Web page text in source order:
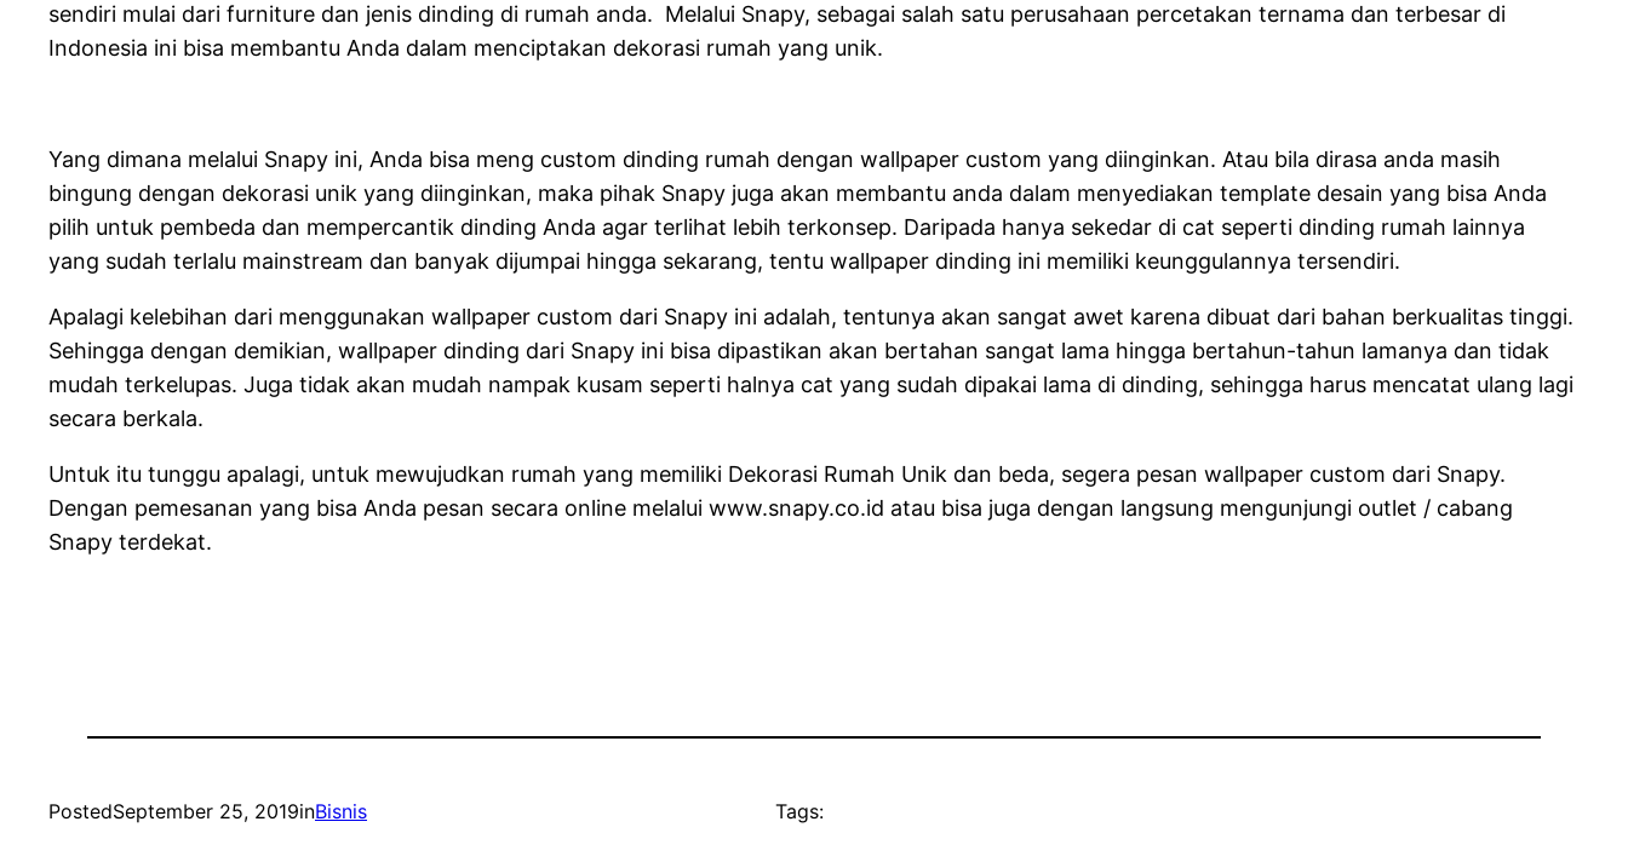
sendiri mulai dari furniture dan jenis dinding di rumah anda. Melalui Snapy, sebagai salah satu perusahaan percetakan ternama dan terbesar di
Indonesia ini bisa membantu Anda dalam menciptakan dekorasi rumah yang unik.
Yang dimana melalui Snapy ini, Anda bisa meng custom dinding rumah dengan wallpaper custom yang diinginkan. Atau bila dirasa anda masih
bingung dengan dekorasi unik yang diinginkan, maka pihak Snapy juga akan membantu anda dalam menyediakan template desain yang bisa Anda
pilih untuk pembeda dan mempercantik dinding Anda agar terlihat lebih terkonsep. Daripada hanya sekedar di cat seperti dinding rumah lainnya
yang sudah terlalu mainstream dan banyak dijumpai hingga sekarang, tentu wallpaper dinding ini memiliki keunggulannya tersendiri.
Apalagi kelebihan dari menggunakan wallpaper custom dari Snapy ini adalah, tentunya akan sangat awet karena dibuat dari bahan berkualitas tinggi.
Sehingga dengan demikian, wallpaper dinding dari Snapy ini bisa dipastikan akan bertahan sangat lama hingga bertahun-tahun lamanya dan tidak
mudah terkelupas. Juga tidak akan mudah nampak kusam seperti halnya cat yang sudah dipakai lama di dinding, sehingga harus mencatat ulang lagi
secara berkala.
Untuk itu tunggu apalagi, untuk mewujudkan rumah yang memiliki Dekorasi Rumah Unik dan beda, segera pesan wallpaper custom dari Snapy.
Dengan pemesanan yang bisa Anda pesan secara online melalui www.snapy.co.id atau bisa juga dengan langsung mengunjungi outlet / cabang
Snapy terdekat.
PostedSeptember 25, 2019inBisnis Tags: